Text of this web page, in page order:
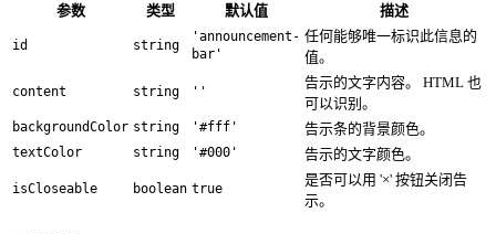
参数 类型 默认值 描述
id string
'announcement-
bar'
任何能够唯一标识此信息的
值。
content string ''
告示的文字内容。 HTML 也
可以识别。
backgroundColor string '#fff' 告示条的背景颜色。
textColor string '#000' 告示的文字颜色。
isCloseable boolean true
是否可以用 '×' 按钮关闭告
示。